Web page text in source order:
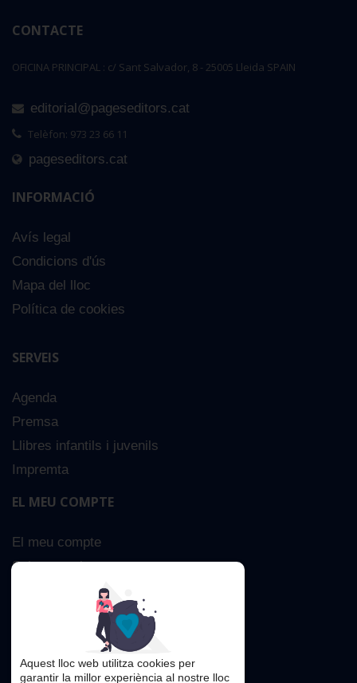
CONTACTE
OFICINA PRINCIPAL : c/ Sant Salvador, 8 - 25005 Lleida SPAIN
editorial@pageseditors.cat
Telèfon: 973 23 66 11
pageseditors.cat
INFORMACIÓ
Avís legal
Condicions d'ús
Mapa del lloc
Política de cookies
SERVEIS
Agenda
Premsa
Llibres infantils i juvenils
Impremta
EL MEU COMPTE
El meu compte
Sobre nosaltres
Cerca Avançada
Aquest lloc web utilitza cookies per
garantir la millor experiència al nostre lloc